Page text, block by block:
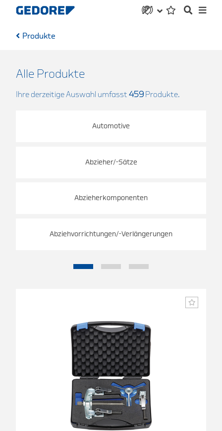
Produkte
Alle Produkte
Ihre derzeitige Auswahl umfasst 459 Produkte.
Automotive
Abzieher/-Sätze
Abzieherkomponenten
Abziehvorrichtungen/-Verlängerungen